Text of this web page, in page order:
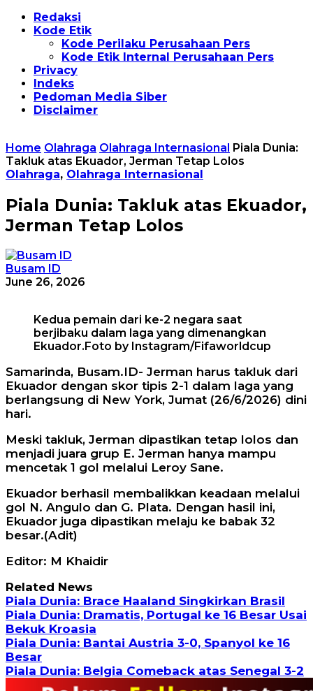
Redaksi
Kode Etik
Kode Perilaku Perusahaan Pers
Kode Etik Internal Perusahaan Pers
Privacy
Indeks
Pedoman Media Siber
Disclaimer
Home Olahraga Olahraga Internasional Piala Dunia:
Takluk atas Ekuador, Jerman Tetap Lolos
Olahraga, Olahraga Internasional
Piala Dunia: Takluk atas Ekuador,
Jerman Tetap Lolos
Busam ID
June 26, 2026
Kedua pemain dari ke-2 negara saat
berjibaku dalam laga yang dimenangkan
Ekuador.Foto by Instagram/Fifaworldcup
Samarinda, Busam.ID- Jerman harus takluk dari
Ekuador dengan skor tipis 2-1 dalam laga yang
berlangsung di New York, Jumat (26/6/2026) dini
hari.
Meski takluk, Jerman dipastikan tetap lolos dan
menjadi juara grup E. Jerman hanya mampu
mencetak 1 gol melalui Leroy Sane.
Ekuador berhasil membalikkan keadaan melalui
gol N. Angulo dan G. Plata. Dengan hasil ini,
Ekuador juga dipastikan melaju ke babak 32
besar.(Adit)
Editor: M Khaidir
Related News
Piala Dunia: Brace Haaland Singkirkan Brasil
Piala Dunia: Dramatis, Portugal ke 16 Besar Usai
Bekuk Kroasia
Piala Dunia: Bantai Austria 3-0, Spanyol ke 16
Besar
Piala Dunia: Belgia Comeback atas Senegal 3-2